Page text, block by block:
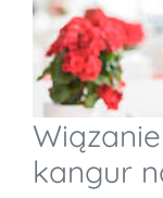
kangur